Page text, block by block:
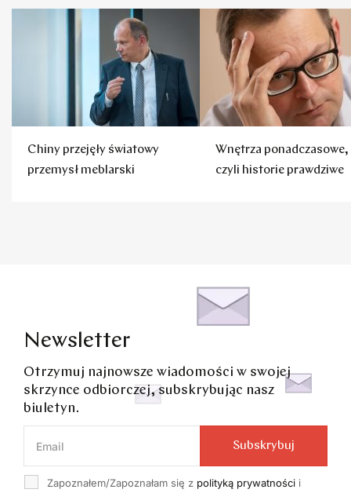
Chiny przejęły światowy
przemysł meblarski
Wnętrza ponadczasowe,
czyli historie prawdziwe
Newsletter
Otrzymuj najnowsze wiadomości w swojej
skrzynce odbiorczej, subskrybując nasz
biuletyn.
Zapoznałem/Zapoznałam się z polityką prywatności i
Subskrybuj